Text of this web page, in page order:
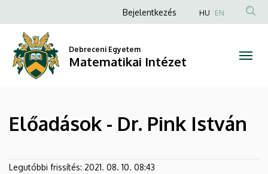
Dr.
Pink
István
Matematikai
a
tartalomra
Anonim
fiók
menüje
Bejelentkezés HU EN
Debreceni Egyetem
Matematikai Intézet
Előadások - Dr. Pink István
Legutóbbi frissítés: 2021. 08. 10. 08:43